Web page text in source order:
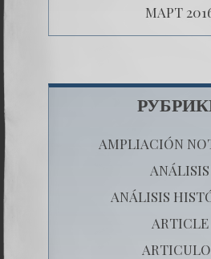
МАРТ
AMPLIACIÓN
ANÁLISIS
ANÁLISIS
ARTICLE